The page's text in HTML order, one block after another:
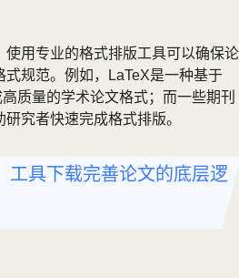
使用专业的格式排版工具可以确保论
规范。例如，LaTeX是一种基于
质量的学术论文格式；而一些期刊
究者快速完成格式排版。
工具下载完善论文的底层逻